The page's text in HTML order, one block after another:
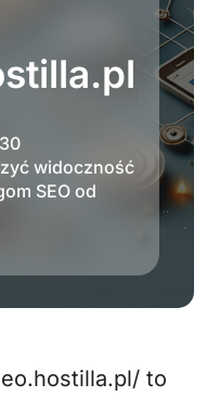
30
widoczność
SEO od